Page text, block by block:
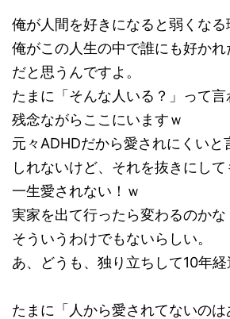
俺が人間を好きになると弱くなる
俺がこの人生の中で誰にも好か
だと思うんですよ。
たまに「そんな人いる？」って
残念ながらここにいますｗ
元々ADHDだから愛されにくいと
しれないけど、それを抜きにし
一生愛されない！ｗ
実家を出て行ったら変わるのか
そういうわけでもないらしい。
あ、どうも、独り立ちして10年経
たまに「人から愛されてないの